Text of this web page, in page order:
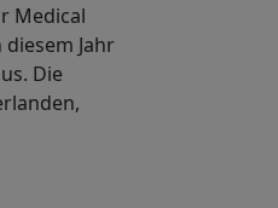
Medical
Jahr
Die